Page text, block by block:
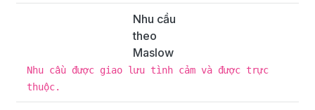
Nhu cầu
theo
Maslow
Nhu cầu được giao lưu tình cảm và được trực
thuộc.